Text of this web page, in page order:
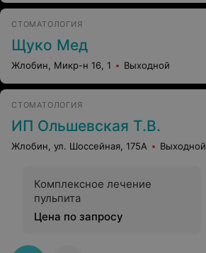
СТОМАТОЛОГИЯ
Щуко Мед
Жлобин, Микр-н 16, 1 Выходной
СТОМАТОЛОГИЯ
ИП Ольшевская Т.В.
Жлобин, ул. Шоссейная, 175А Выходной
Комплексное лечение
пульпита
Цена по запросу